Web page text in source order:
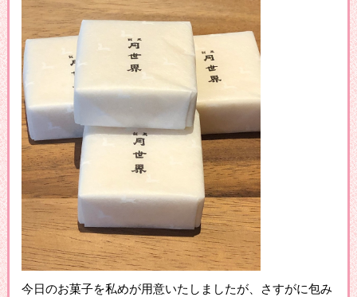
今日のお菓子を私めが用意いたしましたが、さすがに包み